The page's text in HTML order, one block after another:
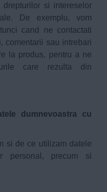
si intereselor
De exemplu, vom
cand ne contactati
comentarii sau intrebari
la produs, pentru a ne
care rezulta din
dumnevoastra cu
si de ce utilizam datele
personal, precum si